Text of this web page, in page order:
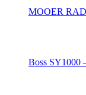
Boss SY1000